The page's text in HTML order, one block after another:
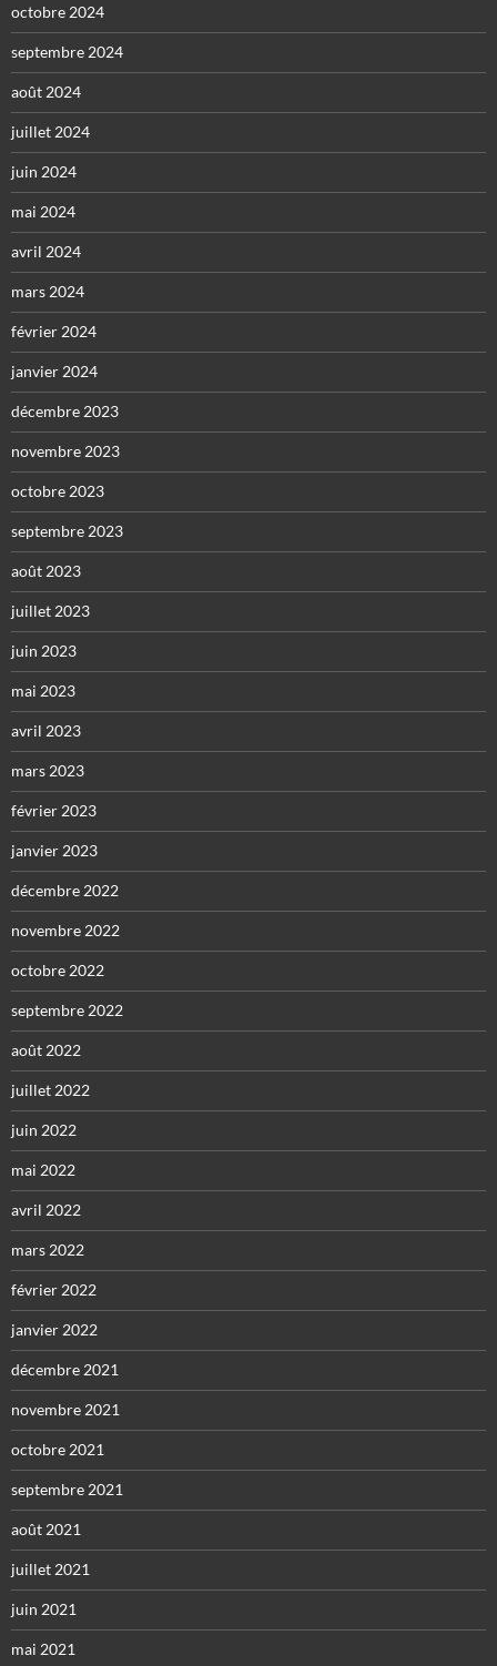
octobre 2024
septembre 2024
août 2024
juillet 2024
juin 2024
mai 2024
avril 2024
mars 2024
février 2024
janvier 2024
décembre 2023
novembre 2023
octobre 2023
septembre 2023
août 2023
juillet 2023
juin 2023
mai 2023
avril 2023
mars 2023
février 2023
janvier 2023
décembre 2022
novembre 2022
octobre 2022
septembre 2022
août 2022
juillet 2022
juin 2022
mai 2022
avril 2022
mars 2022
février 2022
janvier 2022
décembre 2021
novembre 2021
octobre 2021
septembre 2021
août 2021
juillet 2021
juin 2021
mai 2021